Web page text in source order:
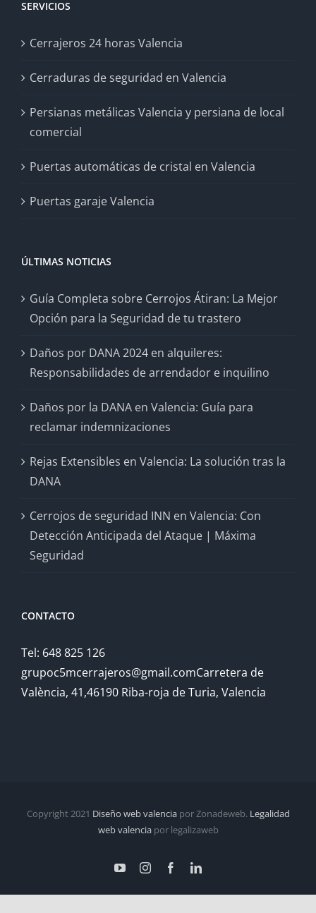
SERVICIOS
Cerrajeros 24 horas Valencia
Cerraduras de seguridad en Valencia
Persianas metálicas Valencia y persiana de local
comercial
Puertas automáticas de cristal en Valencia
Puertas garaje Valencia
ÚLTIMAS NOTICIAS
Guía Completa sobre Cerrojos Átiran: La Mejor
Opción para la Seguridad de tu trastero
Daños por DANA 2024 en alquileres:
Responsabilidades de arrendador e inquilino
Daños por la DANA en Valencia: Guía para
reclamar indemnizaciones
Rejas Extensibles en Valencia: La solución tras la
DANA
Cerrojos de seguridad INN en Valencia: Con
Detección Anticipada del Ataque | Máxima
Seguridad
CONTACTO
Tel: 648 825 126
grupoc5mcerrajeros@gmail.comCarretera de
València, 41,46190 Riba-roja de Turia, Valencia
Copyright 2021 Diseño web valenciapor Zonadeweb. Legalidad
web valenciapor legalizaweb
YouTubeInstagramFacebookLinkedIn